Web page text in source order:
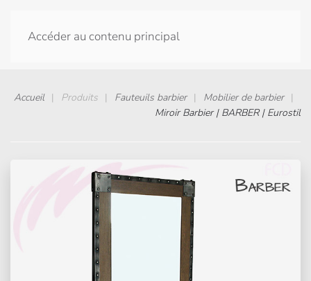
Accéder au contenu principal
Accueil Produits Fauteuils barbier
Mobilier de barbier
Miroir Barbier | BARBER | Eurostil